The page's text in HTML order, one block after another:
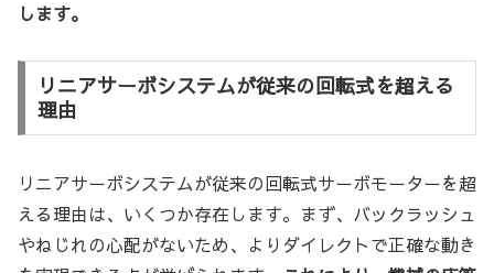
します。
リニアサーボシステムが従来の回転式を超える
理由
リニアサーボシステムが従来の回転式サーボモーターを超
える理由は、いくつか存在します。まず、バックラッシュ
やねじれの心配がないため、よりダイレクトで正確な動き